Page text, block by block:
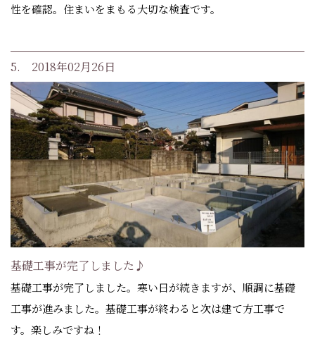
性を確認。住まいをまもる大切な検査です。
5. 2018年02月26日
基礎工事が完了しました♪
基礎工事が完了しました。寒い日が続きますが、順調に基礎
工事が進みました。基礎工事が終わると次は建て方工事で
す。楽しみですね！